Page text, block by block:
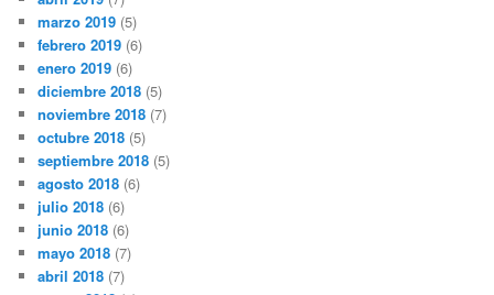
marzo 2019 (5)
febrero 2019 (6)
enero 2019 (6)
diciembre 2018 (5)
noviembre 2018 (7)
octubre 2018 (5)
septiembre 2018 (5)
agosto 2018 (6)
julio 2018 (6)
junio 2018 (6)
mayo 2018 (7)
abril 2018 (7)